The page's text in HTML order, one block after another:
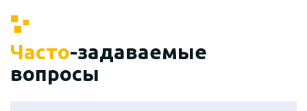
Часто-задаваемые
вопросы